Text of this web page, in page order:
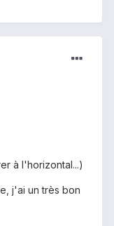
à l'horizontal...)
j'ai un très bon